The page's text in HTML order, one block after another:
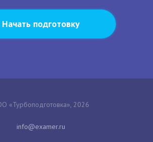
Начать подготовку
«Турбоподготовка», 2026